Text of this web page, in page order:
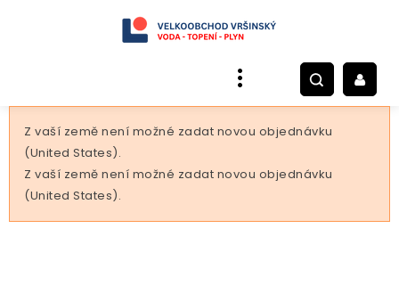
Z vaší země není možné zadat novou objednávku
(United States).
Z vaší země není možné zadat novou objednávku
(United States).